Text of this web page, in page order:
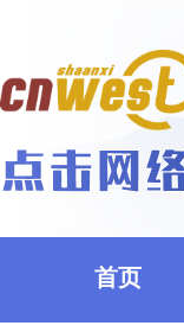
首页